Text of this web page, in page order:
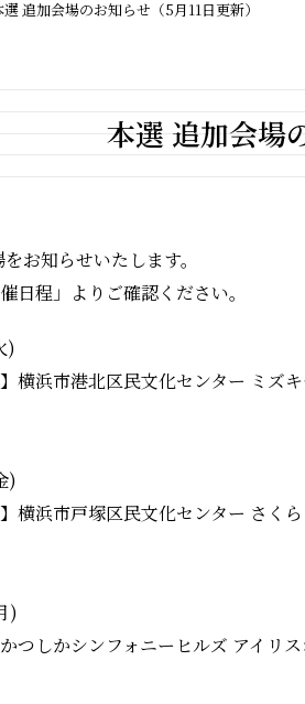
選 追加会場のお知らせ（5月11日更新）
本選 追加会場
お知らせいたします。
日程」よりご確認ください。
)
浜市港北区民文化センター ミズ
)
浜市戸塚区民文化センター さくら
)
しかシンフォニーヒルズ アイリス